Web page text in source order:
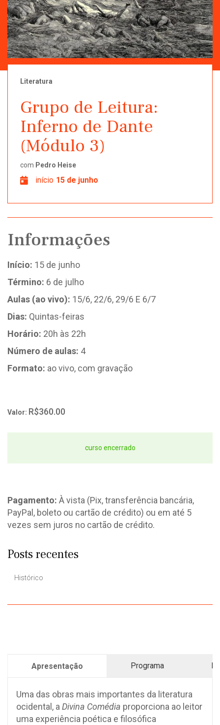
Literatura
Grupo de Leitura:
Inferno de Dante
(Módulo 3)
com Pedro Heise
início 15 de junho
Apresentação Programa
Uma das obras mais importantes da literatura
ocidental, a Divina Comédia proporciona ao leitor
uma experiência poética e filosófica
Informações
Início: 15 de junho
Término: 6 de julho
Aulas (ao vivo): 15/6, 22/6, 29/6 E 6/7
Dias: Quintas-feiras
Horário: 20h às 22h
Número de aulas: 4
Formato: ao vivo, com gravação
Valor: R$360.00
curso encerrado
Pagamento: À vista (Pix, transferência bancária,
PayPal, boleto ou cartão de crédito) ou em até 5
vezes sem juros no cartão de crédito.
Posts recentes
Histórico